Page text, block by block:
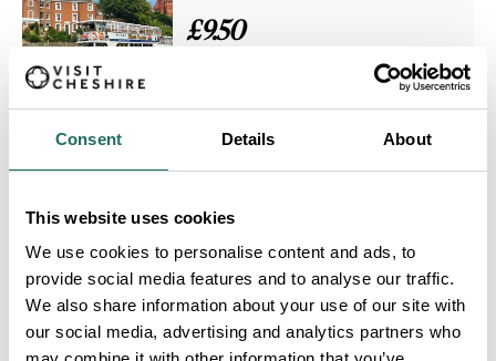
Consent Details About
This website uses cookies
We use cookies to personalise content and ads, to
provide social media features and to analyse our traffic.
We also share information about your use of our site with
our social media, advertising and analytics partners who
£9.50
Welcome to Chester